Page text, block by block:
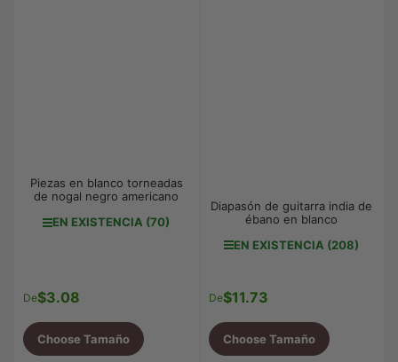
Piezas en blanco torneadas
de nogal negro americano
EN EXISTENCIA (70)
Precio
regular
De$3.08
Choose Tamaño
Diapasón de guitarra india de
ébano en blanco
EN EXISTENCIA (208)
Precio
regular
De$11.73
Choose Tamaño